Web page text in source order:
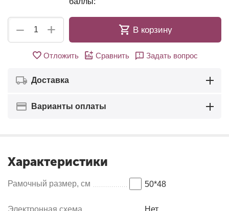
+
− В корзину
Отложить Сравнить Задать вопрос
Доставка
Варианты оплаты
Характеристики
Рамочный размер, см 50*48
Электронная схема Нет